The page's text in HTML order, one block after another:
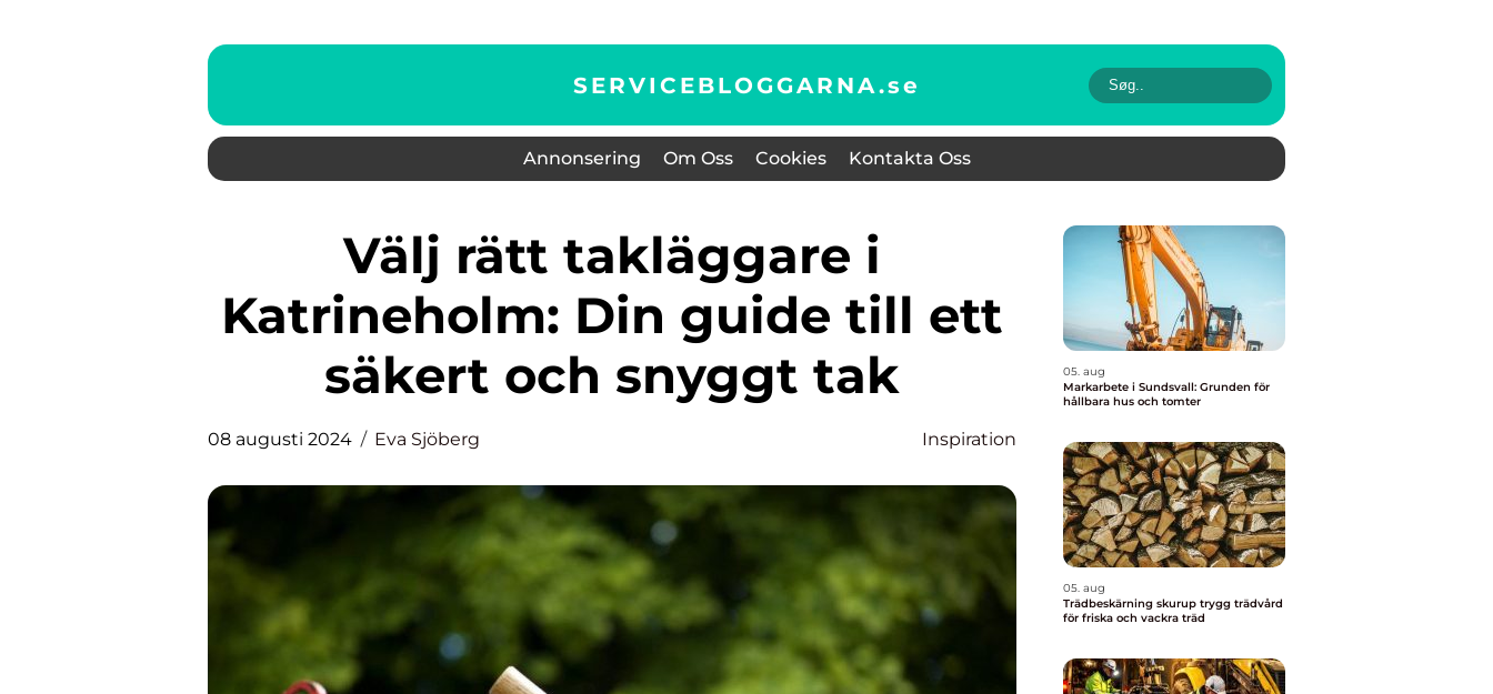
SERVICEBLOGGARNA.se
Annonsering Om Oss Cookies Kontakta Oss
Välj rätt takläggare i
Katrineholm: Din guide till ett
säkert och snyggt tak
08 augusti 2024 Eva Sjöberg Inspiration
05. aug
Markarbete i Sundsvall: Grunden för
hållbara hus och tomter
05. aug
Trädbeskärning skurup trygg trädvård
för friska och vackra träd